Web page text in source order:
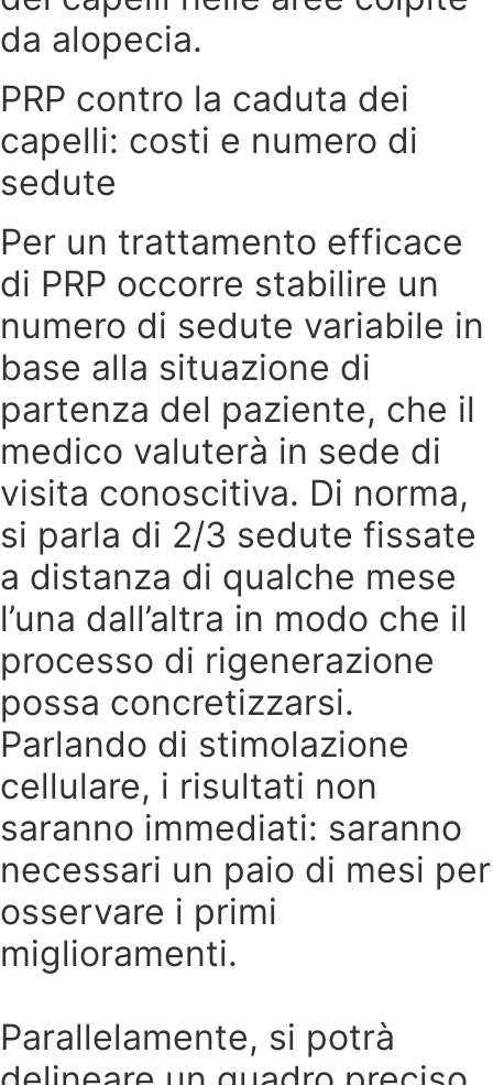
da alopecia.
PRP contro la caduta dei
capelli: costi e numero di
sedute
Per un trattamento efficace
di PRP occorre stabilire un
numero di sedute variabile in
base alla situazione di
partenza del paziente, che il
medico valuterà in sede di
visita conoscitiva. Di norma,
si parla di 2/3 sedute fissate
a distanza di qualche mese
l’una dall’altra in modo che il
processo di rigenerazione
possa concretizzarsi.
Parlando di stimolazione
cellulare, i risultati non
saranno immediati: saranno
necessari un paio di mesi per
osservare i primi
miglioramenti.
Parallelamente, si potrà